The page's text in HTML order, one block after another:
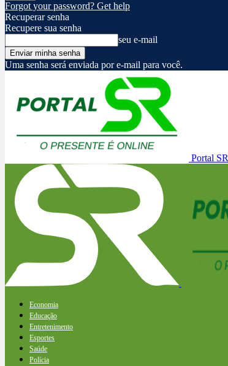
Forgot your password? Get help
Recuperar senha
Recupere sua senha
seu e-mail
Uma senha será enviada por e-mail para você.
Portal SR
Economia
Educação
Entretenimento
Esportes
Saúde
Polícia